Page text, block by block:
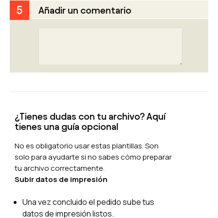
seguridad de los elementos
gráficos y la corregimos si no es la
cuatricromía (CMYK);
mejorarla, si es posible;
En caso de pliegues o revistas,
comprobamos la correcta
disposición de los elementos
gráficos y de la cubierta;
Comprobamos aspectos
archivos complejos: asignación
de blanco sectorizado, acabados
5 Añadir un comentario
¿Tienes dudas con tu archivo? Aquí
tienes una guía opcional
No es obligatorio usar estas plantillas. Son
solo para ayudarte si no sabes cómo preparar
tu archivo correctamente.
Subir datos de impresión
Una vez concluido el pedido sube tus
datos de impresión listos.